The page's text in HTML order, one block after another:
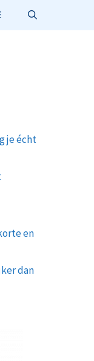
je écht
en
dan